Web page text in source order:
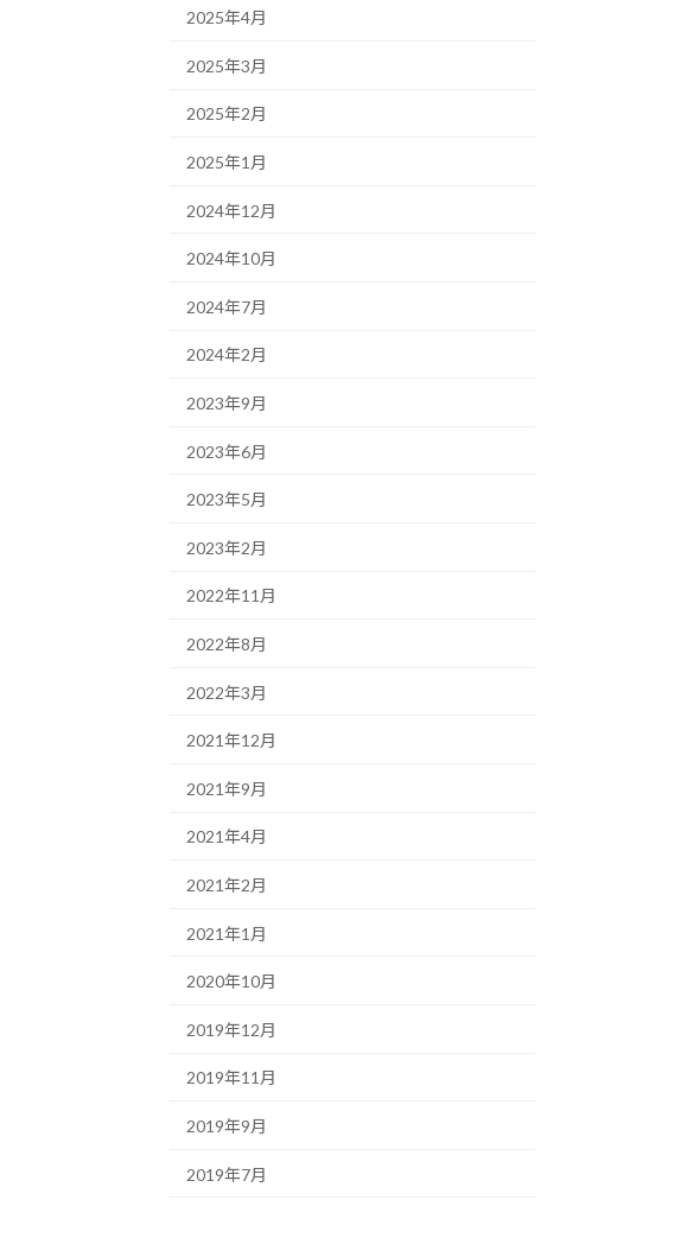
2025年4月
2025年3月
2025年2月
2025年1月
2024年12月
2024年10月
2024年7月
2024年2月
2023年9月
2023年6月
2023年5月
2023年2月
2022年11月
2022年8月
2022年3月
2021年12月
2021年9月
2021年4月
2021年2月
2021年1月
2020年10月
2019年12月
2019年11月
2019年9月
2019年7月